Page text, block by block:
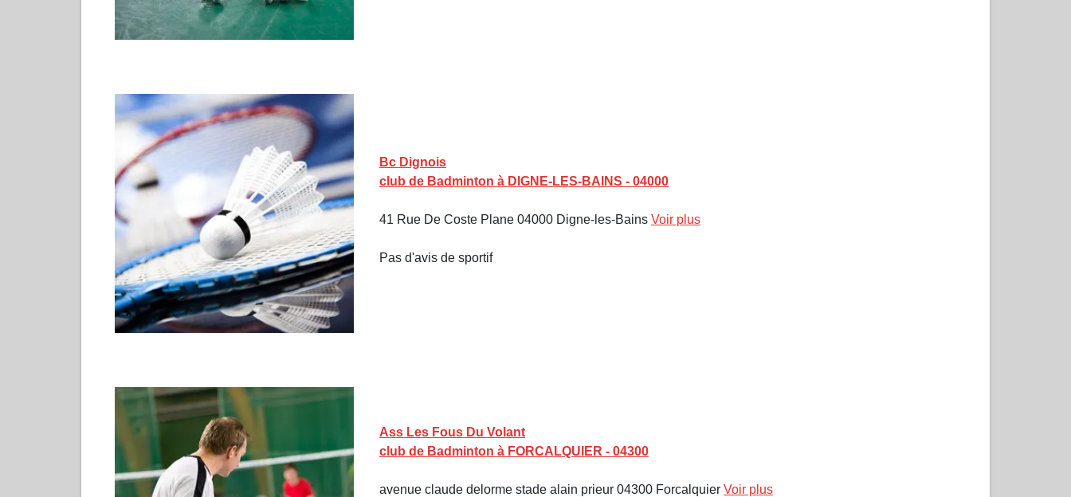
Bc Dignois
club de Badminton à DIGNE-LES-BAINS - 04000
41 Rue De Coste Plane 04000 Digne-les-Bains Voir plus
Pas d'avis de sportif
Ass Les Fous Du Volant
club de Badminton à FORCALQUIER - 04300
avenue claude delorme stade alain prieur 04300 Forcalquier Voir plus